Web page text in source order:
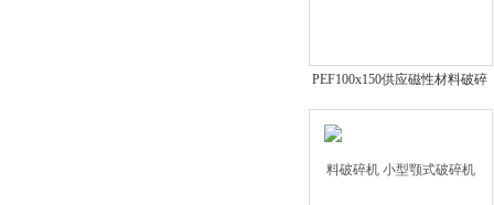
PEF100x150供应磁性材料破碎
机 小型颚式破碎机